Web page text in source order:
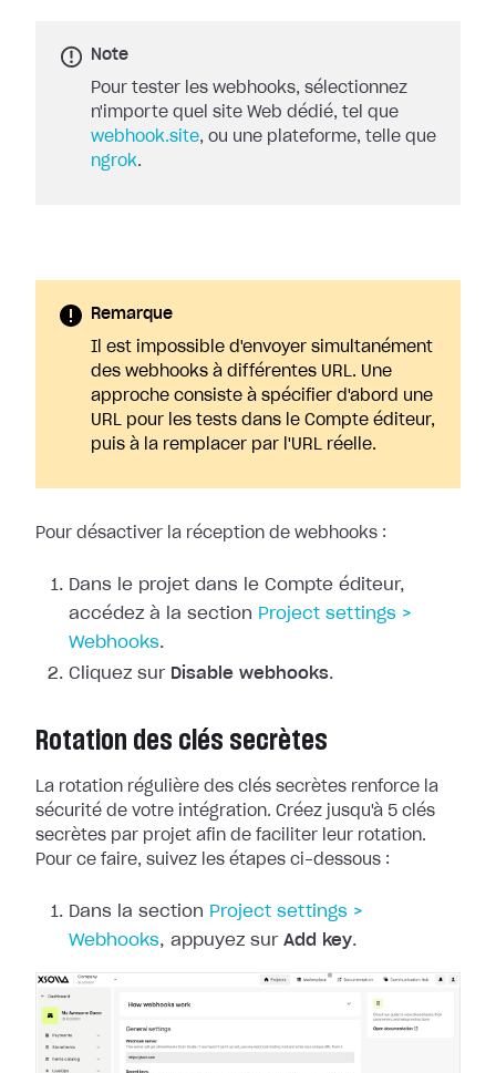
Note
Pour tester les webhooks, sélectionnez
n'importe quel site Web dédié, tel que
webhook.site, ou une plateforme, telle que
ngrok.
Remarque
Il est impossible d'envoyer simultanément
des webhooks à différentes URL. Une
approche consiste à spécifier d'abord une
URL pour les tests dans le Compte éditeur,
puis à la remplacer par l'URL réelle.
Pour désactiver la réception de webhooks :
Dans le projet dans le Compte éditeur,
accédez à la section Project settings >
Webhooks.
Cliquez sur Disable webhooks.
Rotation des clés secrètes
La rotation régulière des clés secrètes renforce la
sécurité de votre
intégration. Créez jusqu'à 5 clés
secrètes par projet afin de faciliter leur rotation.
Pour ce faire, suivez les étapes ci-dessous :
Dans la section Project settings >
Webhooks, appuyez sur Add key.